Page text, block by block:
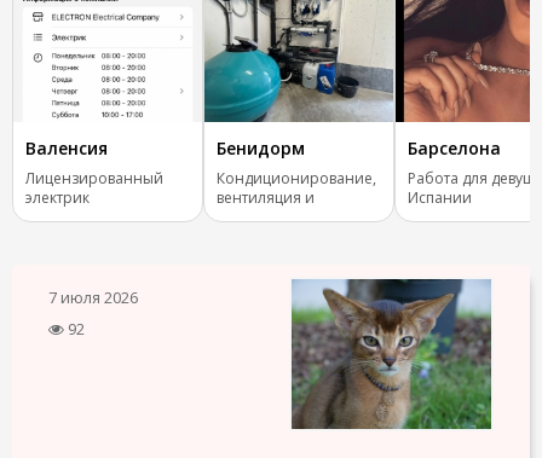
Валенсия
Лицензированный
электрик
Бенидорм
Кондиционирование,
вентиляция и
отопление.
Барселона
Работа для
Испании
7 июля 2026
92